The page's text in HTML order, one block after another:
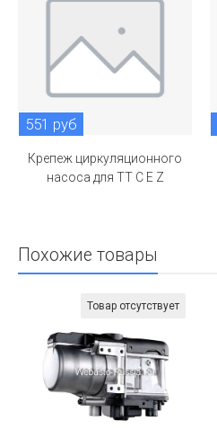
551 руб
Крепеж циркуляционного
насоса для TT C E Z
Похожие товары
Товар отсутствует